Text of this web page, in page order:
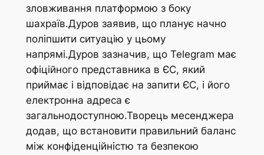
зловживання платформою з боку
шахраїв.Дуров заявив, що планує начно
поліпшити ситуацію у цьому
напрямі.Дуров зазначив, що Telegram має
офіційного представника в ЄС, який
приймає і відповідає на запити ЄС, і його
електронна адреса є
загальнодоступною.Творець месенджера
додав, що встановити правильний баланс
між конфіденційністю та безпекою